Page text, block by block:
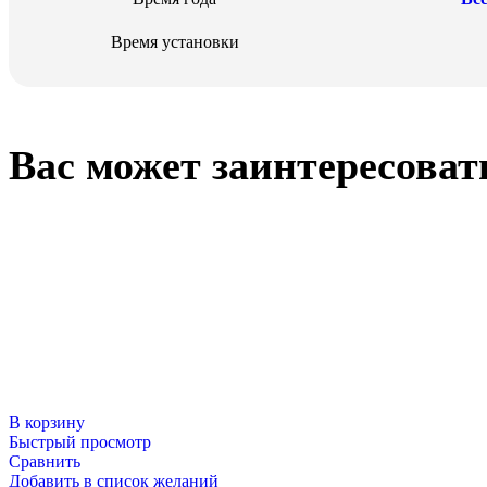
Время установки
Вас может
В корзину
Быстрый просмотр
Сравнить
Добавить в список желаний